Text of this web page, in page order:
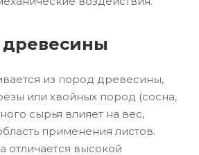
из пород древесины,
или хвойных пород (сосна,
сырья влияет на вес,
применения листов.
отличается высокой